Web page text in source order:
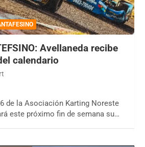
Avellaneda recibe
calendario
de la Asociación Karting Noreste
este próximo fin de semana su…